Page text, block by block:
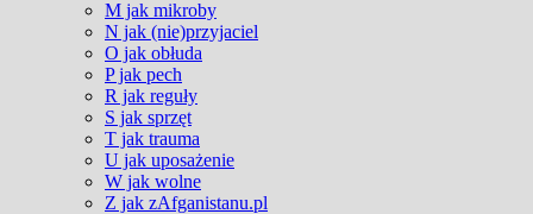
M jak mikroby
N jak (nie)przyjaciel
O jak obłuda
P jak pech
R jak reguły
S jak sprzęt
T jak trauma
U jak uposażenie
W jak wolne
Z jak zAfganistanu.pl